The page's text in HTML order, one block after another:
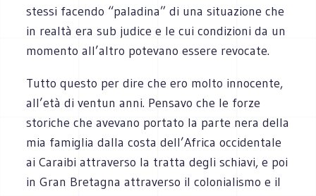
stessi facendo “paladina” di una situazione che
in realtà era sub judice e le cui condizioni da un
momento all’altro potevano essere revocate.
Tutto questo per dire che ero molto innocente,
all’età di ventun anni. Pensavo che le forze
storiche che avevano portato la parte nera della
mia famiglia dalla costa dell’Africa occidentale
ai Caraibi attraverso la tratta degli schiavi, e poi
in Gran Bretagna attraverso il colonialismo e il